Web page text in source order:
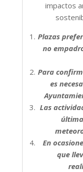
impactos
Plazas
no
Para
es
Las
En
que